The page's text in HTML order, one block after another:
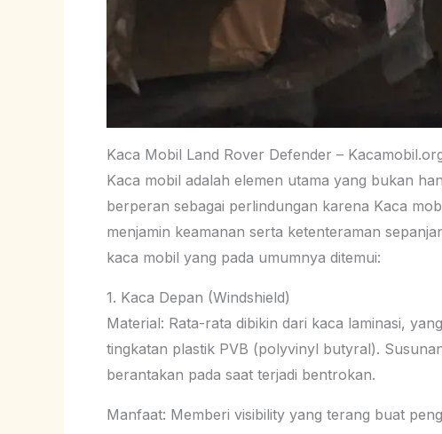
Kaca Mobil Land Rover Defender –
Kaca mobil adalah elemen utama yang bukan
berperan sebagai perlindungan karena Kaca
menjamin keamanan serta ketenteraman
kaca mobil yang pada umumnya ditemui:
1. Kaca Depan (Windshield)
Material: Rata-rata dibikin dari kaca laminasi,
tingkatan plastik PVB (polyvinyl butyral).
berantakan pada saat terjadi bentrokan.
Manfaat: Memberi visibility yang terang buat